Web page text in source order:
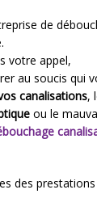
de
votre appel,
au soucis qui
canalisations,
ou le
des prestations